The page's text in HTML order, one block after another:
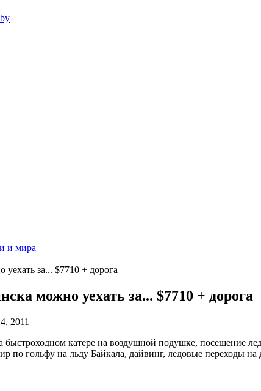
и мира
за... $7710 + дорога
можно уехать за... $7710 + дорога
2011
быстроходном катере на воздушной подушке, посещение
по гольфу на льду Байкала, дайвинг, ледовые переходы